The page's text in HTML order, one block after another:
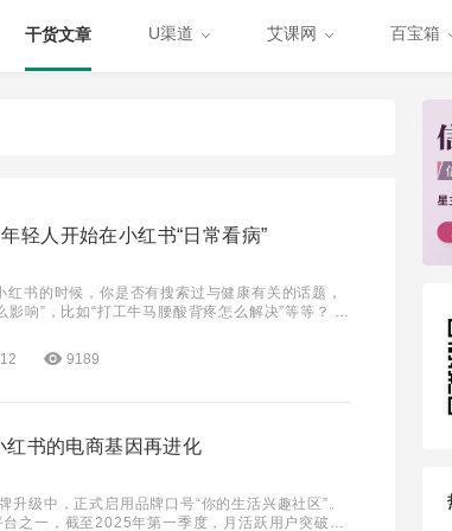
干货文章 U渠道 艾课网 百宝箱
轻人开始在小红书“日常看病”
书的时候，你是否有搜索过与健康有关的话题，
影响”，比如“打工牛马腰酸背疼怎么解决”等等？ 近
9189
红书的电商基因再进化
升级中，正式启用品牌口号“你的生活兴趣社区”。
之一，截至2025年第一季度，月活跃用户突破3